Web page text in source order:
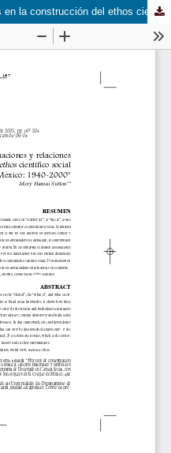
Actores, situaciones y relaciones en la construcción del ethos científico social en América Latina y México: 1940-2000*